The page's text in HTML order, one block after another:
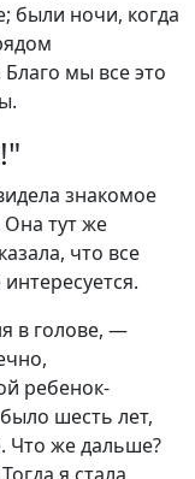
были ночи, когда
мы все это
знакомое
тут же
что все
в голове, —
ребенок-
шесть лет,
Что же дальше?